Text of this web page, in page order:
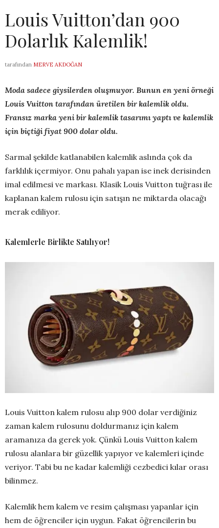
Louis Vuitton’dan 900
Dolarlık Kalemlik!
tarafından MERVE AKDOĞAN
Moda sadece giysilerden oluşmuyor. Bunun en yeni örneği
Louis Vuitton tarafından üretilen bir kalemlik oldu.
Fransız marka yeni bir kalemlik tasarımı yaptı ve kalemlik
için biçtiği fiyat 900 dolar oldu.
Sarmal şekilde katlanabilen kalemlik aslında çok da
farklılık içermiyor. Onu pahalı yapan ise inek derisinden
imal edilmesi ve markası. Klasik Louis Vuitton tuğrası ile
kaplanan kalem rulosu için satışın ne miktarda olacağı
merak ediliyor.
Kalemlerle Birlikte Satılıyor!
Louis Vuitton kalem rulosu alıp 900 dolar verdiğiniz
zaman kalem rulosunu doldurmanız için kalem
aramanıza da gerek yok. Çünkü Louis Vuitton kalem
rulosu alanlara bir güzellik yapıyor ve kalemleri içinde
veriyor. Tabi bu ne kadar kalemliği cezbedici kılar orası
bilinmez.
Kalemlik hem kalem ve resim çalışması yapanlar için
hem de öğrenciler için uygun. Fakat öğrencilerin bu